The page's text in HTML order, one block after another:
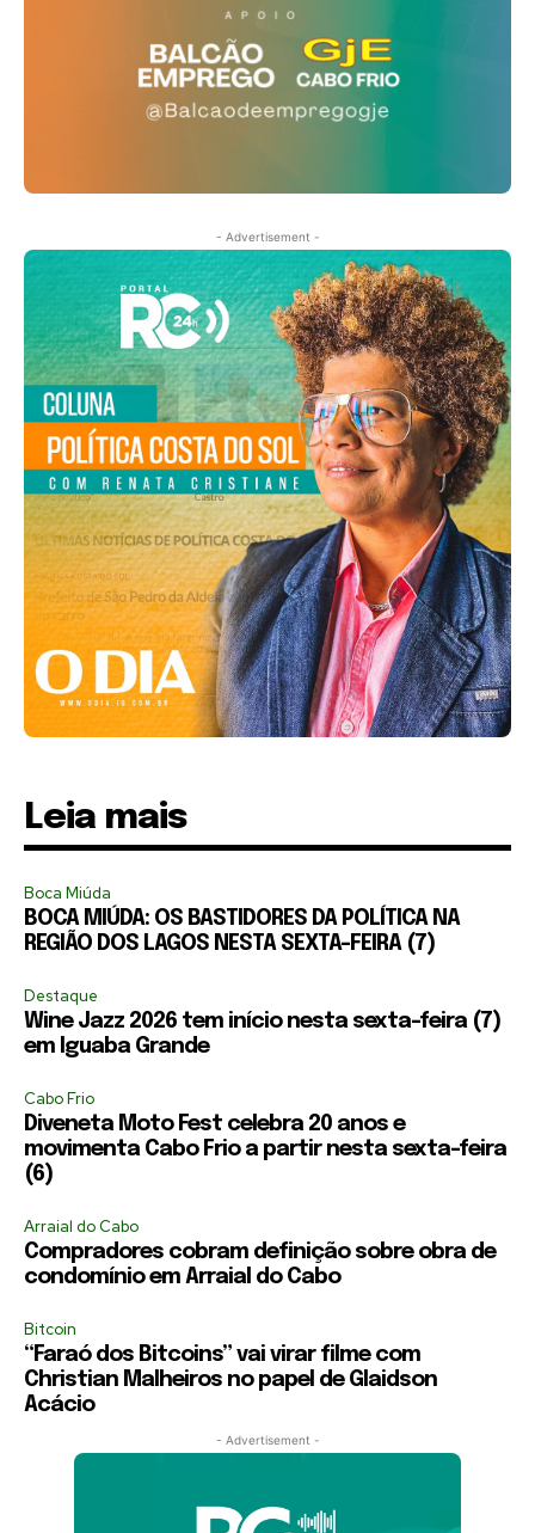
- Advertisement -
Leia mais
Boca Miúda
BOCA MIÚDA: OS BASTIDORES DA POLÍTICA NA
REGIÃO DOS LAGOS NESTA SEXTA-FEIRA (7)
Destaque
Wine Jazz 2026 tem início nesta sexta-feira (7)
em Iguaba Grande
Cabo Frio
Diveneta Moto Fest celebra 20 anos e
movimenta Cabo Frio a partir nesta sexta-feira
(6)
Arraial do Cabo
Compradores cobram definição sobre obra de
condomínio em Arraial do Cabo
Bitcoin
“Faraó dos Bitcoins” vai virar filme com
Christian Malheiros no papel de Glaidson
Acácio
- Advertisement -